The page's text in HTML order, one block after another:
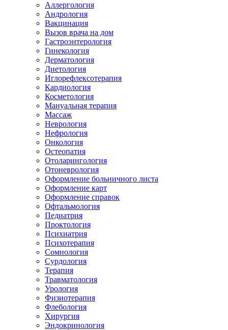
Аллергология
Андрология
Вакцинация
Вызов врача на дом
Гастроэнтерология
Гинекология
Дерматология
Диетология
Иглорефлексотерапия
Кардиология
Косметология
Мануальная терапия
Массаж
Неврология
Нефрология
Онкология
Остеопатия
Отоларингология
Отоневрология
Оформление больничного листа
Оформление карт
Оформление справок
Офтальмология
Педиатрия
Проктология
Психиатрия
Психотерапия
Сомнология
Сурдология
Терапия
Травматология
Урология
Физиотерапия
Флебология
Хирургия
Эндокринология